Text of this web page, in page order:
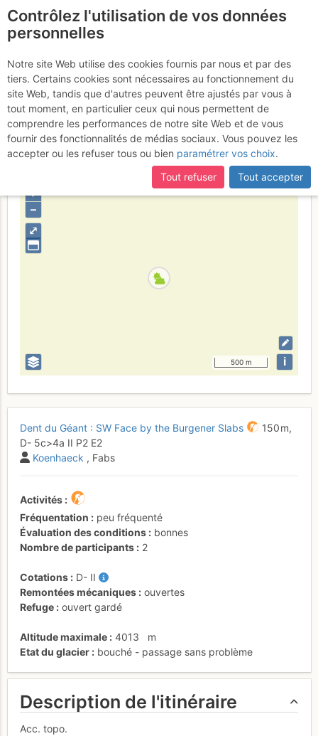
Dent du Géant : SW
Face by the Burgener
Slabs
Dimanche 25 septembre 2016
Haute-Savoie
⤢
+
–
500 m i
Dent du Géant : SW Face by the Burgener Slabs
150 m,
D- 5c>4a II P2 E2
Koenhaeck , Fabs
Activités
Fréquentation
peu fréquenté
Évaluation des conditions
bonnes
Nombre de participants
2
Cotations D- II
Remontées mécaniques
ouvertes
Refuge
ouvert gardé
Altitude maximale 4013
m
Etat du glacier
bouché - passage sans problème
Description de l'itinéraire
Acc. topo.
Contrôlez l'utilisation de vos données
personnelles
Notre site Web utilise des cookies fournis par nous et par des
tiers. Certains cookies sont nécessaires au fonctionnement du
site Web, tandis que d'autres peuvent être ajustés par vous à
tout moment, en particulier ceux qui nous permettent de
comprendre les performances de notre site Web et de vous
fournir des fonctionnalités de médias sociaux. Vous pouvez les
accepter ou les refuser tous ou bien paramétrer vos choix.
Tout refuser
Tout accepter